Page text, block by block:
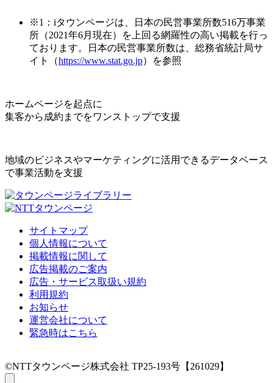
※1：iタウンページは、日本の民営事業所数516万事業
所（2021年6月現在）を上回る網羅性の高い掲載を行っ
ております。日本の民営事業所数は、総務省統計局サ
イト（https://www.stat.go.jp）を参照
ホームページを起点に
集客から成約までをワンストップで支援
地域のビジネスやマーケティングに活用できるデータベース
で事業活動を支援
サイトマップ
個人情報について
掲載情報に関して
広告掲載のご案内
広告・サービス取扱い規約
利用規約
お知らせ
運営会社について
緊急時はこちら
©NTTタウンページ株式会社 TP25-193号【261029】